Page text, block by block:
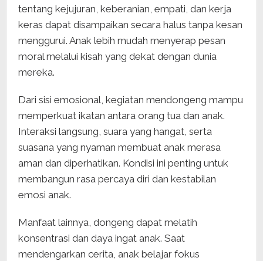
tentang kejujuran, keberanian, empati, dan kerja
keras dapat disampaikan secara halus tanpa kesan
menggurui. Anak lebih mudah menyerap pesan
moral melalui kisah yang dekat dengan dunia
mereka.
Dari sisi emosional, kegiatan mendongeng mampu
memperkuat ikatan antara orang tua dan anak.
Interaksi langsung, suara yang hangat, serta
suasana yang nyaman membuat anak merasa
aman dan diperhatikan. Kondisi ini penting untuk
membangun rasa percaya diri dan kestabilan
emosi anak.
Manfaat lainnya, dongeng dapat melatih
konsentrasi dan daya ingat anak. Saat
mendengarkan cerita, anak belajar fokus